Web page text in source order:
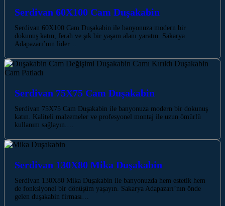
Serdivan 60X100 Cam Duşakabin
Serdivan 60X100 Cam Duşakabin ile banyonuza modern bir
dokunuş katın, ferah ve şık bir yaşam alanı yaratın. Sakarya
Adapazarı’nın lider…
Serdivan 75X75 Cam Duşakabin
Serdivan 75X75 Cam Duşakabin ile banyonuza modern bir dokunuş
katın. Kaliteli malzemeler ve profesyonel montaj ile uzun ömürlü
kullanım sağlayın.…
Serdivan 130X80 Mika Duşakabin
Serdivan 130X80 Mika Duşakabin ile banyonuzda hem estetik hem
de fonksiyonel bir dönüşüm yaşayın. Sakarya Adapazarı’nın önde
gelen duşakabin firması…